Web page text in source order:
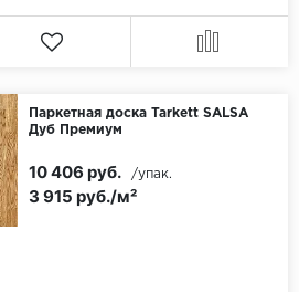
SPC Alta Step
Паркетная доска Tarkett SALSA
Дуб Премиум
3 915 руб./м²
10 406 руб. /упак.